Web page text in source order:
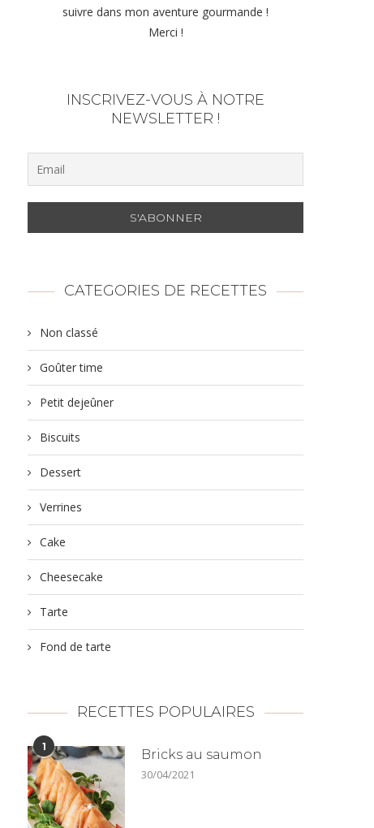
suivre dans mon aventure gourmande !
Merci !
INSCRIVEZ-VOUS À NOTRE
NEWSLETTER !
CATEGORIES DE RECETTES
Non classé
Goûter time
Petit dejeûner
Biscuits
Dessert
Verrines
Cake
Cheesecake
Tarte
Fond de tarte
RECETTES POPULAIRES
1
Bricks au saumon
30/04/2021